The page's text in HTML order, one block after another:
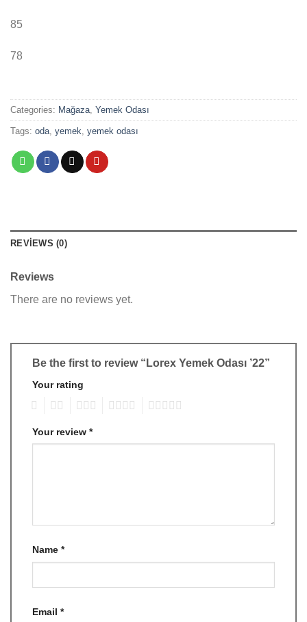
85
78
Categories: Mağaza, Yemek Odası
Tags: oda, yemek, yemek odası
REVIEWS (0)
Reviews
There are no reviews yet.
Be the first to review “Lorex Yemek Odası ’22”
Your rating
Your review *
Name *
Email *